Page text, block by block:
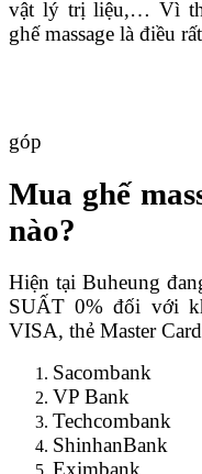
vật lý trị liệu,… Vì
ghế massage là điều
Lợi ích
góp
Mua ghế
nào?
Hiện tại Buheung
SUẤT 0% đối với
VISA, thẻ Master
Sacombank
VP Bank
Techcombank
ShinhanBank
Eximbank